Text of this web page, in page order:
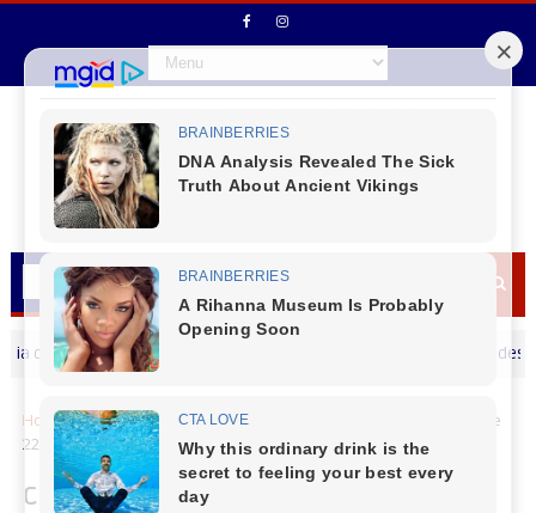
Pais MENSAGEM DIA DOS PAIS Prefeito Jaison Mendes deseja um
Home Segurança
Cães de faro da PCPR interceptam mais de
227 quilos de maconha em duas ações
Cães de faro da PCPR interceptam